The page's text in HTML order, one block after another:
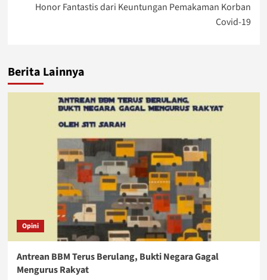
Honor Fantastis dari Keuntungan Pemakaman Korban
Covid-19
Berita Lainnya
Opini
Antrean BBM Terus Berulang, Bukti Negara Gagal
Mengurus Rakyat